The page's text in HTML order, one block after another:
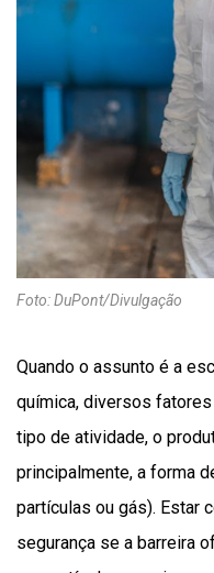
Foto: DuPont/Divulgação
Quando o assunto é a
química, diversos
tipo de atividade, o
principalmente, a forma
partículas ou gás). Estar
segurança se a barreira